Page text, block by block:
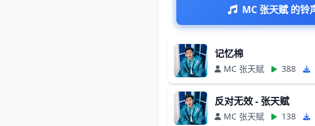
MC 张天赋 的铃
记忆棉
MC 张天赋 388
反对无效 - 张天赋
MC 张天赋 138